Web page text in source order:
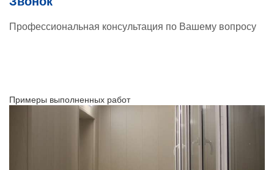
Профессиональная консультация по Вашему вопросу
Примеры выполненных работ